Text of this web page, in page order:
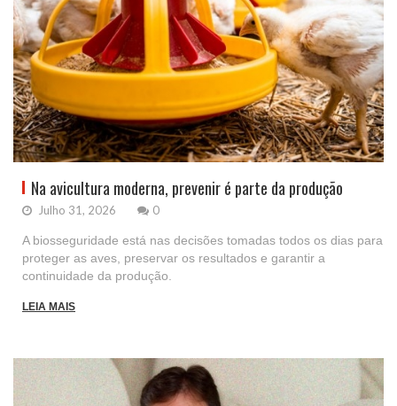
Na avicultura moderna, prevenir é parte da produção
Julho 31, 2026 0
A biosseguridade está nas decisões tomadas todos os dias para
proteger as aves, preservar os resultados e garantir a
continuidade da produção.
LEIA MAIS